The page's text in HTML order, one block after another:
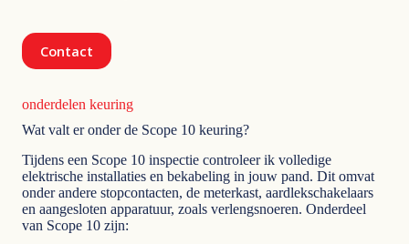
Contact
onderdelen keuring
Wat valt er onder de Scope 10 keuring?
Tijdens een Scope 10 inspectie controleer ik volledige
elektrische installaties en bekabeling in jouw pand. Dit omvat
onder andere stopcontacten, de meterkast, aardlekschakelaars
en aangesloten apparatuur, zoals verlengsnoeren. Onderdeel
van Scope 10 zijn: